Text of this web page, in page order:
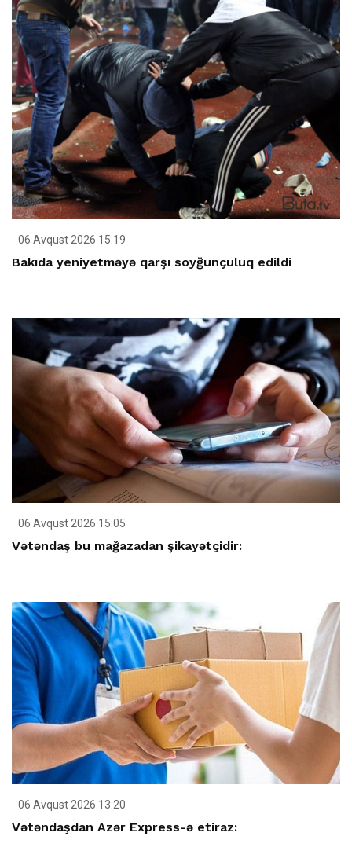
06 Avqust 2026 15:19
Bakıda yeniyetməyə qarşı soyğunçuluq edildi
06 Avqust 2026 15:05
Vətəndaş bu mağazadan şikayətçidir:
06 Avqust 2026 13:20
Vətəndaşdan Azər Express-ə etiraz: